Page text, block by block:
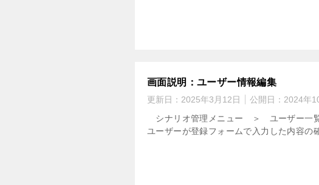
画面説明：ユーザー情報編集
更新日： 2025年3月12日 公開日： 2024年
シナリオ管理メニュー ＞ ユーザー一
ユーザーが登録フォームで入力した内容